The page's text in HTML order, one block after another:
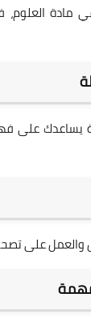
مادة
يساعدك على
والعمل على